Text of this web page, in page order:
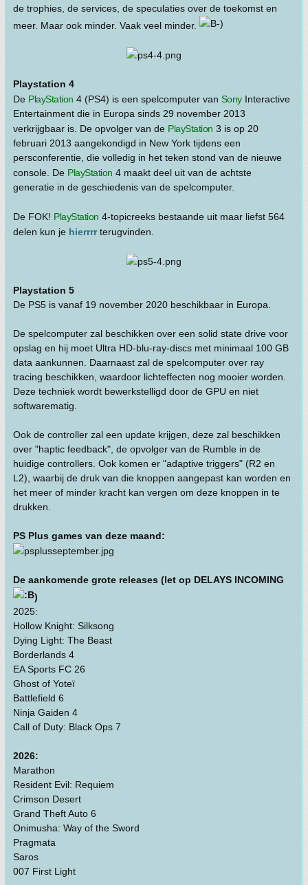
de trophies, de services, de speculaties over de toekomst en
meer. Maar ook minder. Vaak veel minder.
Playstation 4
De PlayStation 4 (PS4) is een spelcomputer van SonyInteractive
Entertainment die in Europa sinds 29 november 2013
verkrijgbaar is. De opvolger van de PlayStation 3 is op 20
februari 2013 aangekondigd in New York tijdens een
persconferentie, die volledig in het teken stond van de nieuwe
console. De PlayStation 4 maakt deel uit van de achtste
generatie in de geschiedenis van de spelcomputer.
De FOK! PlayStation 4-topicreeks bestaande uit maar liefst 564
delen kun je hierrrrterugvinden.
Playstation 5
De PS5 is vanaf 19 november 2020 beschikbaar in Europa.
De spelcomputer zal beschikken over een solid state drive voor
opslag en hij moet Ultra HD-blu-ray-discs met minimaal 100 GB
data aankunnen. Daarnaast zal de spelcomputer over ray
tracing beschikken, waardoor lichteffecten nog mooier worden.
Deze techniek wordt bewerkstelligd door de GPU en niet
softwarematig.
Ook de controller zal een update krijgen, deze zal beschikken
over "haptic feedback", de opvolger van de Rumble in de
huidige controllers. Ook komen er "adaptive triggers" (R2 en
L2), waarbij de druk van die knoppen aangepast kan worden en
het meer of minder kracht kan vergen om deze knoppen in te
drukken.
PS Plus games van deze maand:
De aankomende grote releases (let op DELAYS INCOMING
)
2025:
Hollow Knight: Silksong
Dying Light: The Beast
Borderlands 4
EA Sports FC 26
Ghost of Yoteï
Battlefield 6
Ninja Gaiden 4
Call of Duty: Black Ops 7
2026:
Marathon
Resident Evil: Requiem
Crimson Desert
Grand Theft Auto 6
Onimusha: Way of the Sword
Pragmata
Saros
007 First Light